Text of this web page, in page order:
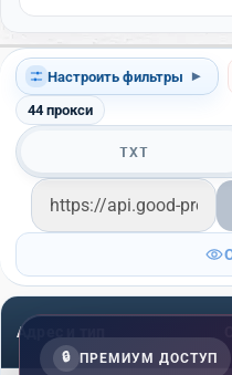
Настроить фильтры ▾
44прокси
TXT
🔒 ПРЕМИУМ ДОСТУП
Адрес и тип